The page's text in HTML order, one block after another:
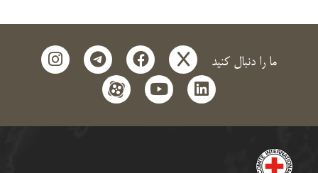
ما را دنبال کنید x
facebook
telegram
instagram
linkedin
youtube
aparat